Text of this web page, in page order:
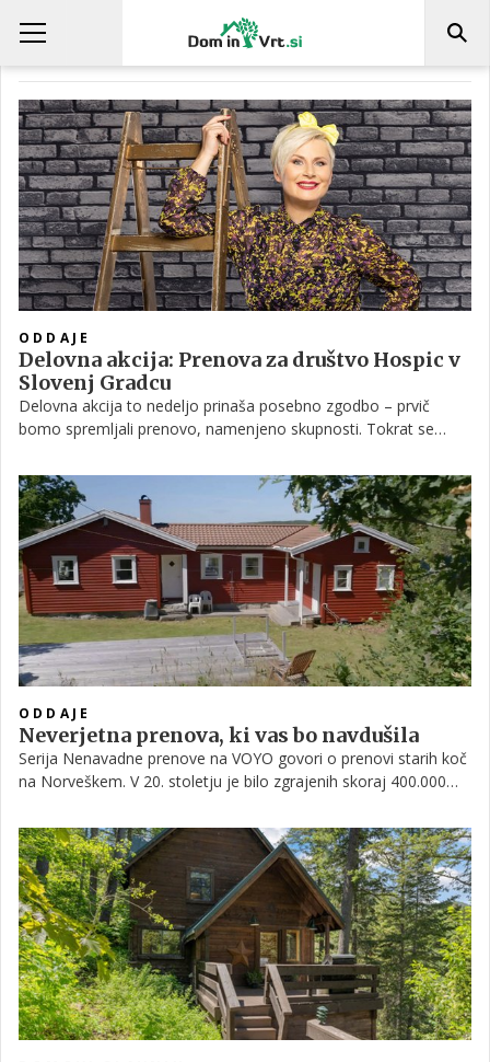
VOYO
ODDAJE
Delovna akcija: Prenova za društvo Hospic v
Slovenj Gradcu
Delovna akcija to nedeljo prinaša posebno zgodbo – prvič
bomo spremljali prenovo, namenjeno skupnosti. Tokrat se
Društva Hospic in skupaj z Ano Praznik ustvarili pomembno
izboljšavo za vse, ki potrebujejo podporo. Spodaj vas čaka
videoposnetek, v katerem je naša ekipa Ano obiskala na
samem začetku prenove in preverila, kaj vse se obeta.
ODDAJE
Neverjetna prenova, ki vas bo navdušila
Serija Nenavadne prenove na VOYO govori o prenovi starih koč
na Norveškem. V 20. stoletju je bilo zgrajenih skoraj 400.000
kaj vse vas čaka v 10. sezoni.